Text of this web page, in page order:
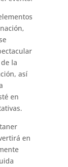
la
así
en
en